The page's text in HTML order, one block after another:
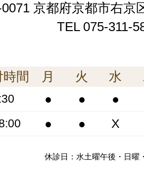
京都府京都市右京
TEL 075-311-
間 月 火 水
● ● ●
● ● X
休診日：水土曜午後・日曜